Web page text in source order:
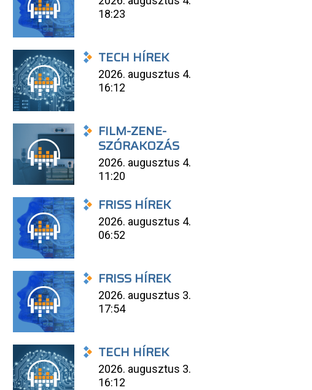
18:23
TECH HÍREK
2026. augusztus 4.
16:12
FILM-ZENE-
SZÓRAKOZÁS
2026. augusztus 4.
11:20
FRISS HÍREK
2026. augusztus 4.
06:52
FRISS HÍREK
2026. augusztus 3.
17:54
TECH HÍREK
2026. augusztus 3.
16:12